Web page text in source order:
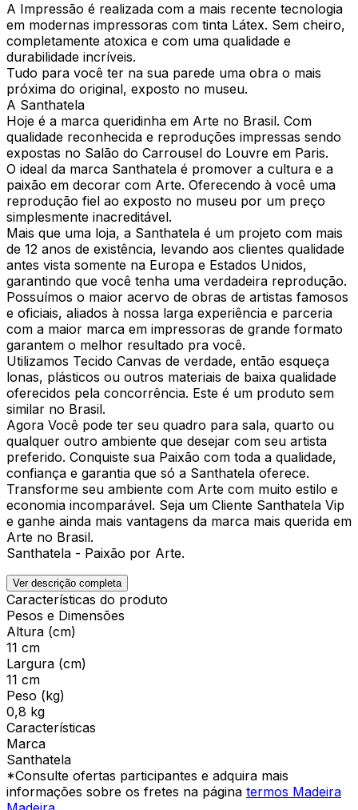
A Impressão é realizada com a mais recente tecnologia
em modernas impressoras com tinta Látex. Sem cheiro,
completamente atoxica e com uma qualidade e
durabilidade incríveis.
Tudo para você ter na sua parede uma obra o mais
próxima do original, exposto no museu.
A Santhatela
Hoje é a marca queridinha em Arte no Brasil. Com
qualidade reconhecida e reproduções impressas sendo
expostas no Salão do Carrousel do Louvre em Paris.
O ideal da marca Santhatela é promover a cultura e a
paixão em decorar com Arte. Oferecendo à você uma
reprodução fiel ao exposto no museu por um preço
simplesmente inacreditável.
Mais que uma loja, a Santhatela é um projeto com mais
de 12 anos de existência, levando aos clientes qualidade
antes vista somente na Europa e Estados Unidos,
garantindo que você tenha uma verdadeira reprodução.
Possuímos o maior acervo de obras de artistas famosos
e oficiais, aliados à nossa larga experiência e parceria
com a maior marca em impressoras de grande formato
garantem o melhor resultado pra você.
Utilizamos Tecido Canvas de verdade, então esqueça
lonas, plásticos ou outros materiais de baixa qualidade
oferecidos pela concorrência. Este é um produto sem
similar no Brasil.
Agora Você pode ter seu quadro para sala, quarto ou
qualquer outro ambiente que desejar com seu artista
preferido. Conquiste sua Paixão com toda a qualidade,
confiança e garantia que só a Santhatela oferece.
Transforme seu ambiente com Arte com muito estilo e
economia incomparável. Seja um Cliente Santhatela Vip
e ganhe ainda mais vantagens da marca mais querida em
Arte no Brasil.
Santhatela - Paixão por Arte.
Ver descrição completa
Características do produto
Pesos e Dimensões
Altura (cm)
11 cm
Largura (cm)
11 cm
Peso (kg)
0,8 kg
Características
Marca
Santhatela
*Consulte ofertas participantes e adquira mais
informações sobre os fretes na página termos Madeira